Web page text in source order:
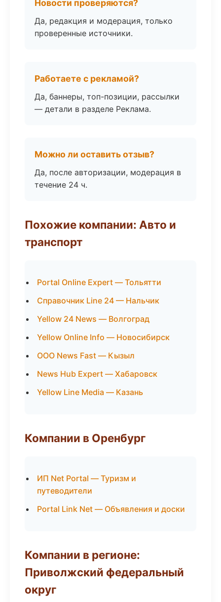
Новости проверяются?
Да, редакция и модерация, только
проверенные источники.
Работаете с рекламой?
Да, баннеры, топ-позиции, рассылки
— детали в разделе Реклама.
Можно ли оставить отзыв?
Да, после авторизации, модерация в
течение 24 ч.
Похожие компании: Авто и
транспорт
Portal Online Expert — Тольятти
Справочник Line 24 — Нальчик
Yellow 24 News — Волгоград
Yellow Online Info — Новосибирск
ООО News Fast — Кызыл
News Hub Expert — Хабаровск
Yellow Line Media — Казань
Компании в Оренбург
ИП Net Portal — Туризм и
путеводители
Portal Link Net — Объявления и доски
Компании в регионе:
Приволжский федеральный
округ